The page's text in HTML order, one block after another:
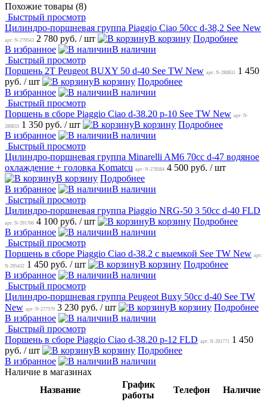
Похожие товары (8)
Быстрый просмотр
Цилиндро-поршневая группа Piaggio Ciao 50cc d-38,2 See New
арт: N-279543 2 780 руб. / шт В корзину Подробнее
В избранное
В наличии
Быстрый просмотр
Поршень 2T Peugeot BUXY 50 d-40 See TW New арт: N-280831 1 450
руб. / шт В корзину Подробнее
В избранное
В наличии
Быстрый просмотр
Поршень в сборе Piaggio Ciao d-38.20 p-10 See TW New арт: N-
280833 1 350 руб. / шт В корзину Подробнее
В избранное
В наличии
Быстрый просмотр
Цилиндро-поршневая группа Minarelli AM6 70cc d-47 водяное
охлаждение + головка Komatcu арт: N-278584 4 500 руб. / шт
В корзину Подробнее
В избранное
В наличии
Быстрый просмотр
Цилиндро-поршневая группа Piaggio NRG-50 3 50cc d-40 FLD
арт: N-291766 4 100 руб. / шт В корзину Подробнее
В избранное
В наличии
Быстрый просмотр
Поршень в сборе Piaggio Ciao d-38.2 с выемкой See TW New арт:
N-295432 1 450 руб. / шт В корзину Подробнее
В избранное
В наличии
Быстрый просмотр
Цилиндро-поршневая группа Peugeot Buxy 50cc d-40 See TW
New арт: N-277579 3 230 руб. / шт В корзину Подробнее
В избранное
В наличии
Быстрый просмотр
Поршень в сборе Piaggio Ciao d-38.20 p-12 FLD арт: N-291771 1 450
руб. / шт В корзину Подробнее
В избранное
В наличии
Наличие в магазинах
Название
График
работы
Телефон
Наличие